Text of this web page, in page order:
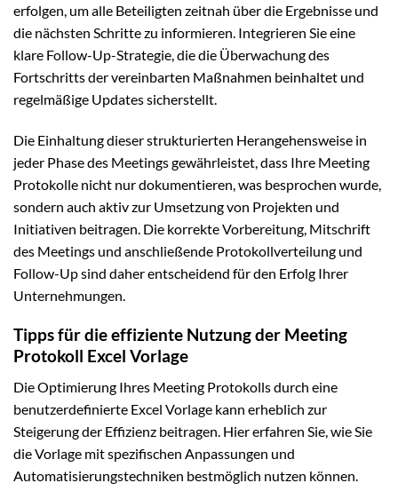
erfolgen, um alle Beteiligten zeitnah über die Ergebnisse und
die nächsten Schritte zu informieren. Integrieren Sie eine
klare Follow-Up-Strategie, die die Überwachung des
Fortschritts der vereinbarten Maßnahmen beinhaltet und
regelmäßige Updates sicherstellt.
Die Einhaltung dieser strukturierten Herangehensweise in
jeder Phase des Meetings gewährleistet, dass Ihre Meeting
Protokolle nicht nur dokumentieren, was besprochen wurde,
sondern auch aktiv zur Umsetzung von Projekten und
Initiativen beitragen. Die korrekte Vorbereitung, Mitschrift
des Meetings und anschließende Protokollverteilung und
Follow-Up sind daher entscheidend für den Erfolg Ihrer
Unternehmungen.
Tipps für die effiziente Nutzung der Meeting
Protokoll Excel Vorlage
Die Optimierung Ihres Meeting Protokolls durch eine
benutzerdefinierte Excel Vorlage kann erheblich zur
Steigerung der Effizienz beitragen. Hier erfahren Sie, wie Sie
die Vorlage mit spezifischen Anpassungen und
Automatisierungstechniken bestmöglich nutzen können.